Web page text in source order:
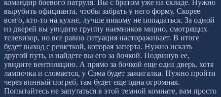
командир боевого патруля. Вы с братом уже на складе. Нужно
вырубить официанта, чтобы забрать у него форму. Скорее
всего, кто-то на кухне, лучше никому не попадаться. За одной
из дверей вы увидите группу наемников мирно, смотрящих
телевизор, но все равно ситуация настораживает. В итоге
будет выход с решеткой, которая заперта. Нужно искать
другой путь, и найдете вы его за бочкой. Подвинув ее,
увидите вентиляцию. А прямо за бочкой еще одна дверь, хотя
лампочка и сломается, у Сэма будет зажигалка. Нужно пройти
через винный погреб, там будет еще одна огромная.
Попытайтесь не запутаться в этой темной комнате, вам просто